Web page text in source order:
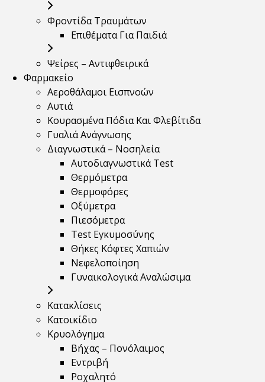
Φροντίδα Τραυμάτων
Επιθέματα Για Παιδιά
Ψείρες – Αντιφθειρικά
Φαρμακείο
Αεροθάλαμοι Εισπνοών
Αυτιά
Κουρασμένα Πόδια Και Φλεβίτιδα
Γυαλιά Ανάγνωσης
Διαγνωστικά – Νοσηλεία
Αυτοδιαγνωστικά Test
Θερμόμετρα
Θερμοφόρες
Οξύμετρα
Πιεσόμετρα
Test Εγκυμοσύνης
Θήκες Κόφτες Χαπιών
Νεφελοποίηση
Γυναικολογικά Αναλώσιμα
Κατακλίσεις
Κατοικίδιο
Κρυολόγημα
Βήχας – Πονόλαιμος
Εντριβή
Ροχαλητό